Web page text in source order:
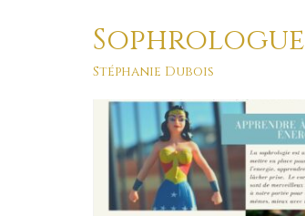
Sophrologue
Stéphanie Dubois
vaincre ses peurs